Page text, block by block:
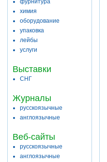
фурнитура
химия
оборудование
упаковка
лейбы
услуги
Выставки
СНГ
Журналы
русскоязычные
англоязычные
Веб-сайты
русскоязычные
англоязычные